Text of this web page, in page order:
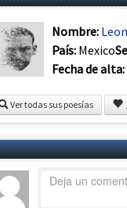
Nombre:
País: Mexico
Fecha de alta:
Ver todas sus poesías